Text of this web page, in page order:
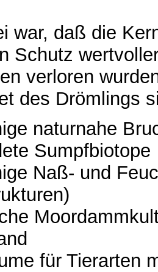
war, daß die
Schutz
verloren
des Drömlings
naturnahe
Sumpfbiotope
Naß- und
für Tierarten